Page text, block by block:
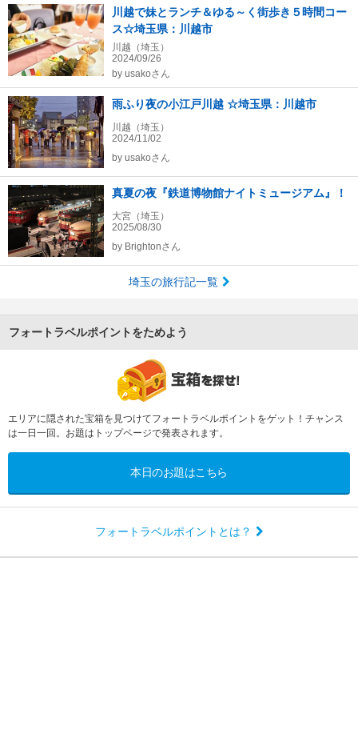
川越で妹とランチ＆ゆる～く街歩き５時間コー
ス☆埼玉県：川越市
川越（埼玉）
2024/09/26
by usakoさん
雨ふり夜の小江戸川越 ☆埼玉県：川越市
川越（埼玉）
2024/11/02
by usakoさん
真夏の夜『鉄道博物館ナイトミュージアム』！
大宮（埼玉）
2025/08/30
by Brightonさん
埼玉の旅行記一覧
フォートラベルポイントをためよう
エリアに隠された宝箱を見つけてフォートラベルポイントをゲット！チャンス
は一日一回。お題はトップページで発表されます。
本日のお題はこちら
フォートラベルポイントとは？